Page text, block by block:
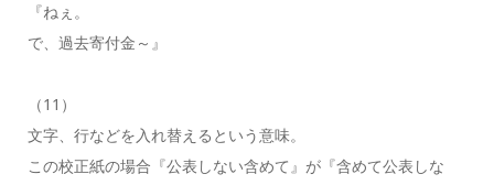
『ねぇ。
で、過去寄付金～』
（11）
文字、行などを入れ替えるという意味。
この校正紙の場合『公表しない含めて』が『含めて公表しな